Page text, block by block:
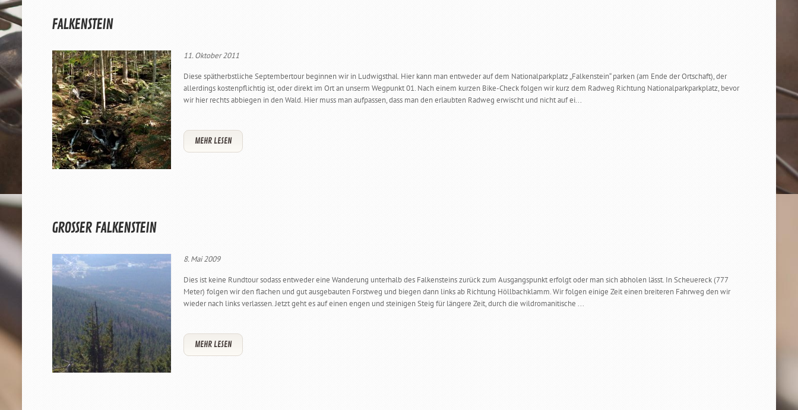
FALKENSTEIN
11. Oktober 2011
Diese spätherbstliche Septembertour beginnen wir in Ludwigsthal. Hier kann man entweder auf dem Nationalparkplatz „Falkenstein“ parken (am Ende der Ortschaft), der
allerdings kostenpflichtig ist, oder direkt im Ort an unserm Wegpunkt 01. Nach einem kurzen Bike-Check folgen wir kurz dem Radweg Richtung Nationalparkparkplatz, bevor
wir hier rechts abbiegen in den Wald. Hier muss man aufpassen, dass man den erlaubten Radweg erwischt und nicht auf ei...
MEHR LESEN
GROSSER FALKENSTEIN
8. Mai 2009
Dies ist keine Rundtour sodass entweder eine Wanderung unterhalb des Falkensteins zurück zum Ausgangspunkt erfolgt oder man sich abholen lässt. In Scheuereck (777
Meter) folgen wir den flachen und gut ausgebauten Forstweg und biegen dann links ab Richtung Höllbachklamm. Wir folgen einige Zeit einen breiteren Fahrweg den wir
wieder nach links verlassen. Jetzt geht es auf einen engen und steinigen Steig für längere Zeit, durch die wildromanitische ...
MEHR LESEN